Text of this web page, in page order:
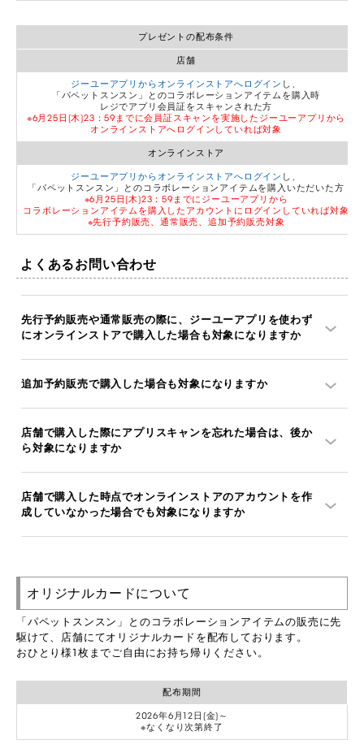
プレゼントの配布条件
店舗
ジーユーアプリからオンラインストアへログイン し、
「パペットスンスン」とのコラボレーションアイテムを購入時
レジでアプリ会員証をスキャンされた方
※6月25日(木)23：59までに会員証スキャンを実施したジーユーアプリから
オンラインストアへログインしていれば対象
オンラインストア
ジーユーアプリからオンラインストアへログイン し、
「パペットスンスン」とのコラボレーションアイテムを購入いただいた方
※6月25日(木)23：59までにジーユーアプリから
コラボレーションアイテムを購入したアカウントにログインしていれば対象
※先行予約販売、通常販売、追加予約販売対象
よくあるお問い合わせ
先行予約販売や通常販売の際に、ジーユーアプリを使わず
にオンラインストアで購入した場合も対象になりますか
追加予約販売で購入した場合も対象になりますか
店舗で購入した際にアプリスキャンを忘れた場合は、後か
ら対象になりますか
店舗で購入した時点でオンラインストアのアカウントを作
成していなかった場合でも対象になりますか
オリジナルカードについて
「パペットスンスン」とのコラボレーションアイテムの販売に先
駆けて、店舗にてオリジナルカードを配布しております。
おひとり様1枚までご自由にお持ち帰りください。
配布期間
2026年6月12日(金)～
※なくなり次第終了